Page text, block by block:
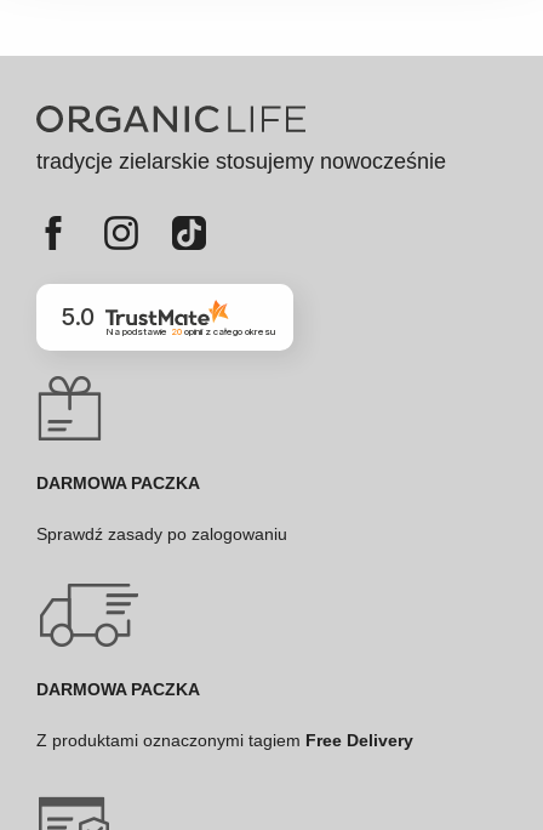
tradycje zielarskie stosujemy nowocześnie
5.0
Na podstawie 20opinii z całego okresu
DARMOWA PACZKA
Sprawdź zasady po zalogowaniu
DARMOWA PACZKA
Z produktami oznaczonymi tagiem Free Delivery